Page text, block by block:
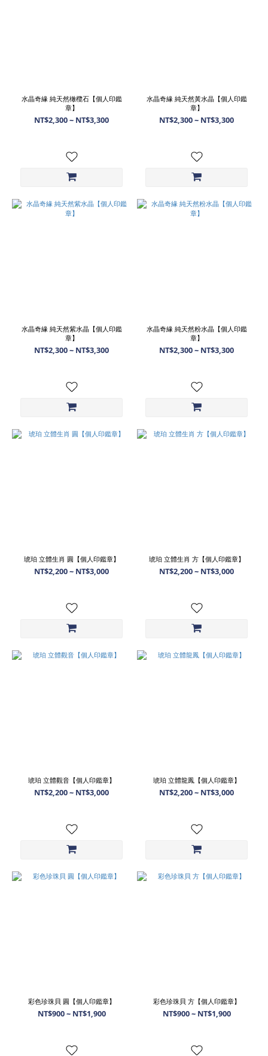
水晶奇緣 純天然橄欖石【個人印鑑
章】
NT$2,300 ~ NT$3,300
水晶奇緣 純天然黃水晶【個人印鑑
章】
NT$2,300 ~ NT$3,300
水晶奇緣 純天然紫水晶【個人印鑑
章】
NT$2,300 ~ NT$3,300
水晶奇緣 純天然粉水晶【個人印鑑
章】
NT$2,300 ~ NT$3,300
琥珀 立體生肖 圓【個人印鑑章】
NT$2,200 ~ NT$3,000
琥珀 立體生肖 方【個人印鑑章】
NT$2,200 ~ NT$3,000
琥珀 立體觀音【個人印鑑章】
NT$2,200 ~ NT$3,000
琥珀 立體龍鳳【個人印鑑章】
NT$2,200 ~ NT$3,000
彩色珍珠貝 圓【個人印鑑章】
NT$900 ~ NT$1,900
彩色珍珠貝 方【個人印鑑章】
NT$900 ~ NT$1,900